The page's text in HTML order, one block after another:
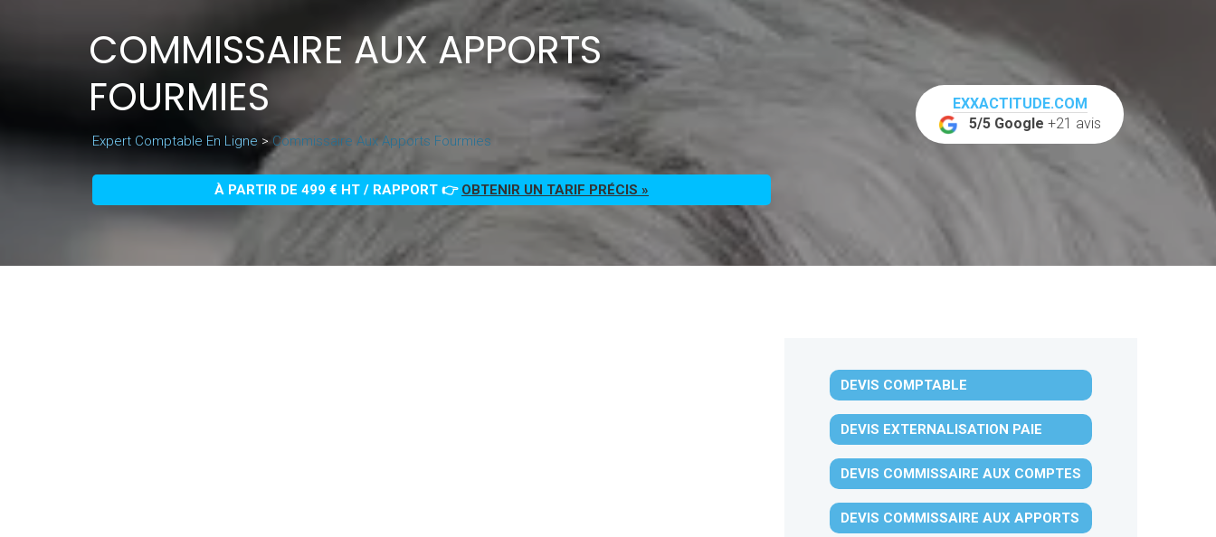
COMMISSAIRE AUX APPORTS
FOURMIES
Expert Comptable En Ligne > Commissaire Aux Apports Fourmies
À PARTIR DE 499 € HT / RAPPORT 👉 OBTENIR UN TARIF PRÉCIS »
EXXACTITUDE.COM
5/5 Google +21 avis
DEVIS COMPTABLE
DEVIS EXTERNALISATION PAIE
DEVIS COMMISSAIRE AUX COMPTES
DEVIS COMMISSAIRE AUX APPORTS